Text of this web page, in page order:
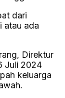
dari
atau ada
Direktur
Juli 2024
keluarga